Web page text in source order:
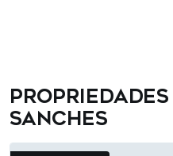
ferramentas, formação e
que potenciam os
Tenho formação em
aplicada ao alto
Sanches